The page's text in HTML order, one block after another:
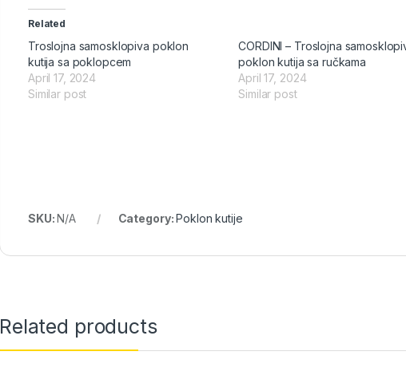
Related
Troslojna samosklopiva poklon
kutija sa poklopcem
April 17, 2024
Similar post
CORDINI – Troslojna
poklon kutija sa ručkama
April 17, 2024
Similar post
SKU:N/A Category:Poklon kutije
Related products